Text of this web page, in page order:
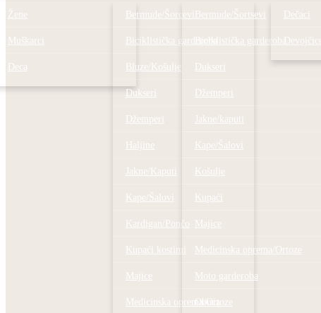
Žene
Muškarci
Deca
Bermude/Šorcevi
Biciklistička garderoba
Bluze/Košulje
Dukseri
Džemperi
Haljine
Jakne/Kaputi
Kape/Šalovi
Kardigan/Pončo
Kupaći kostimi
Majice
Medicinska oprema/Ortoze
Bermude/Šortsevi
Biciklistička garderoba
Dukseri
Džemperi
Jakne/kaputi
Kape/Šalovi
Košulje
Kupaći
Majice
Medicinska oprema/Ortoze
Moto garderoba
Obuća
Dečaci
Devojčice